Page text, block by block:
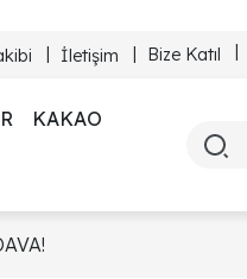
İletişim Bize Katıl
KAKAO